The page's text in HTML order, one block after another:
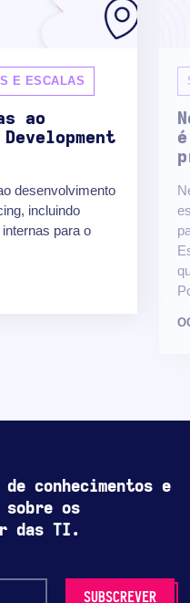
E ESCALAS
ao
desenvolvimento
incluindo
para o
conhecimentos e
sobre os
das TI.